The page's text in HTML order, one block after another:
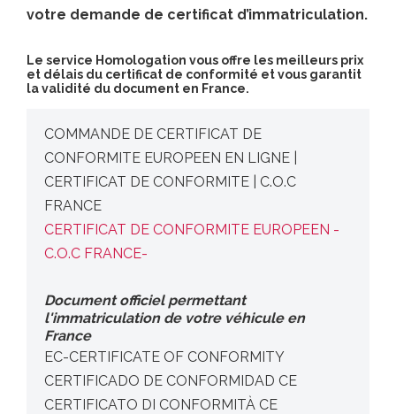
votre demande de certificat d’immatriculation.
Le service Homologation vous offre les meilleurs prix
et délais du certificat de conformité et vous garantit
la validité du document en France.
COMMANDE DE CERTIFICAT DE
CONFORMITE EUROPEEN EN LIGNE |
CERTIFICAT DE CONFORMITE | C.O.C
FRANCE
CERTIFICAT DE CONFORMITE EUROPEEN -
C.O.C FRANCE-
Document officiel permettant
l'immatriculation de votre véhicule en
France
EC-CERTIFICATE OF CONFORMITY
CERTIFICADO DE CONFORMIDAD CE
CERTIFICATO DI CONFORMITÀ CE